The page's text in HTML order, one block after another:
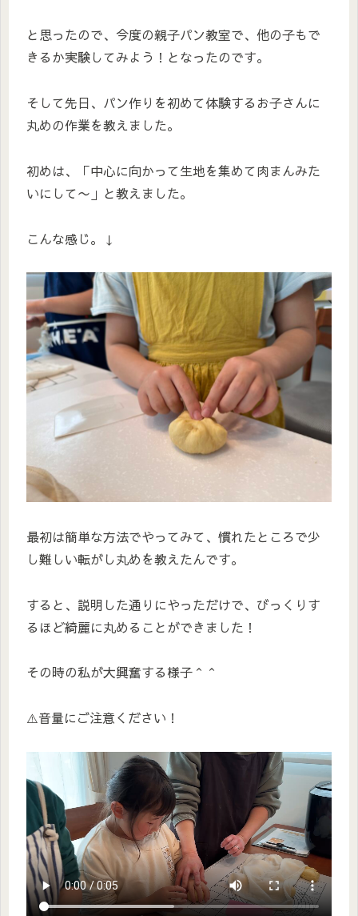
と思ったので、今度の親子パン教室で、他の子もで
きるか実験してみよう！となったのです。
そして先日、パン作りを初めて体験するお子さんに
丸めの作業を教えました。
初めは、「中心に向かって生地を集めて肉まんみた
いにして〜」と教えました。
こんな感じ。↓
最初は簡単な方法でやってみて、慣れたところで少
し難しい転がし丸めを教えたんです。
すると、説明した通りにやっただけで、びっくりす
るほど綺麗に丸めることができました！
その時の私が大興奮する様子＾＾
⚠️音量にご注意ください！